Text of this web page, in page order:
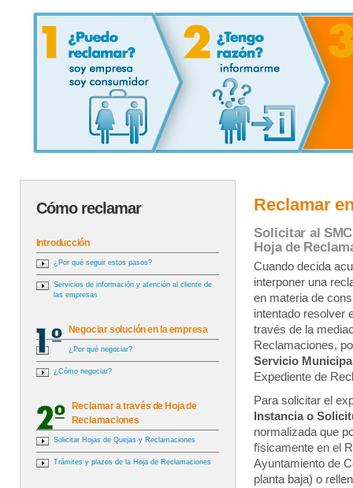
Cómo reclamar
Introducción
¿Por qué seguir estos pasos?
Servicios de información y atención al cliente de
las empresas
Negociar solución en la empresa
¿Por qué negociar?
¿Cómo negociar?
Reclamar a través de Hoja de
Reclamaciones
Solicitar Hojas de Quejas y Reclamaciones
Trámites y plazos de la Hoja de Reclamaciones
Reclamar
Solicitar al
Hoja de
Cuando decida
interponer una
en materia de
intentado resolver
través de la
Reclamaciones,
Servicio
Expediente de
Para solicitar el
Instancia o
normalizada que
físicamente en el
Ayuntamiento de
planta baja) o